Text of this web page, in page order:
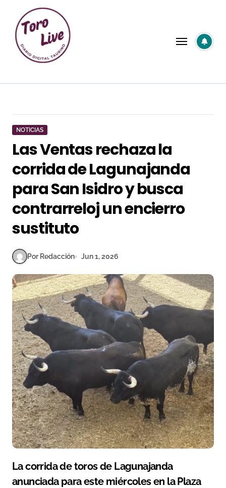
contenido
NOTICIAS
Las Ventas rechaza la
corrida de Lagunajanda
para San Isidro y busca
contrarreloj un encierro
sustituto
Por Redacción Jun 1, 2026
La corrida de toros de Lagunajanda
anunciada para este miércoles en la Plaza